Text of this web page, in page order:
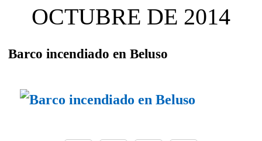
OCTUBRE DE 2014
Barco incendiado en Beluso